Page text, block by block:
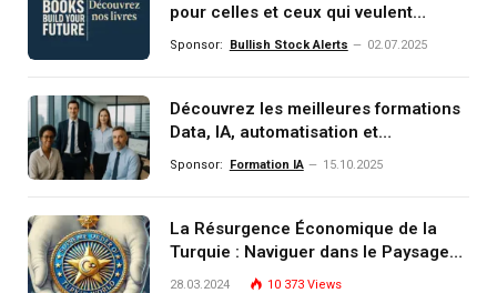
pour celles et ceux qui veulent
comprendre, investir et dominer le
Sponsor: Bullish Stock Alerts 02.07.2025
Découvrez les meilleures formations
Data, IA, automatisation et
investissement (gestion de
Sponsor: Formation IA 15.10.2025
La Résurgence Économique de la
Turquie : Naviguer dans le Paysage
Post-Crise
28.03.2024 10 373 Views